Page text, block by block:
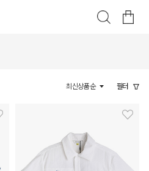
최신상품순 필터